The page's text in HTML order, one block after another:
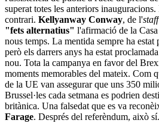
superat totes les anteriors
contrari. Kellyanway Conway, de l'staff
"fets alternatius" l'afirmació de la
nous temps. La mentida sempre ha
però els darrers anys ha estat
nou. Tota la campanya en favor del
moments memorables del mateix. Com
de la UE van assegurar que uns 350
Brussel·les cada setmana es podrien
britànica. Una falsedat que es va
Farage. Després del referèndum, això sí.